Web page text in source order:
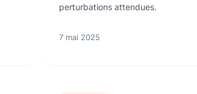
perturbations attendues.
7 mai 2025